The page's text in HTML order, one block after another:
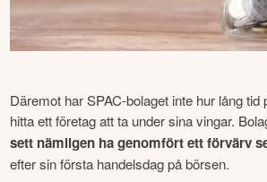
Däremot har SPAC-bolaget inte hur lång
hitta ett företag att ta under sina vingar.
efter sin första handelsdag på börsen.